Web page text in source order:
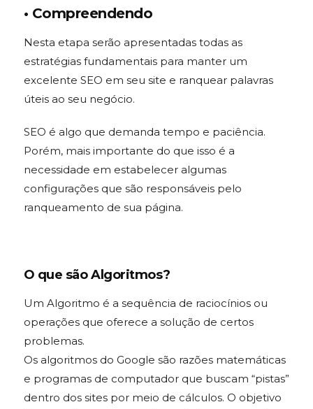
• Compreendendo
Nesta etapa serão apresentadas todas as
estratégias fundamentais para manter um
excelente SEO em seu site e ranquear palavras
úteis ao seu negócio.
SEO é algo que demanda tempo e paciência.
Porém, mais importante do que isso é a
necessidade em estabelecer algumas
configurações que são responsáveis pelo
ranqueamento de sua página.
O que são Algoritmos?
Um Algoritmo é a sequência de raciocínios ou
operações que oferece a solução de certos
problemas.
Os algoritmos do Google são razões matemáticas
e programas de computador que buscam “pistas”
dentro dos sites por meio de cálculos. O objetivo